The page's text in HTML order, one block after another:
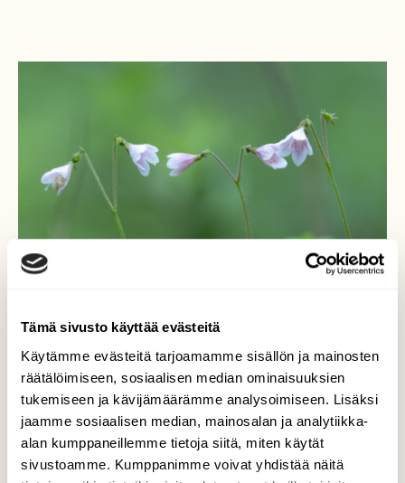
Tämä sivusto käyttää evästeitä
Käytämme evästeitä tarjoamamme sisällön ja mainosten
räätälöimiseen, sosiaalisen median ominaisuuksien
tukemiseen ja kävijämäärämme analysoimiseen. Lisäksi
jaamme sosiaalisen median, mainosalan ja analytiikka-
alan kumppaneillemme tietoja siitä, miten käytät
sivustoamme. Kumppanimme voivat yhdistää näitä